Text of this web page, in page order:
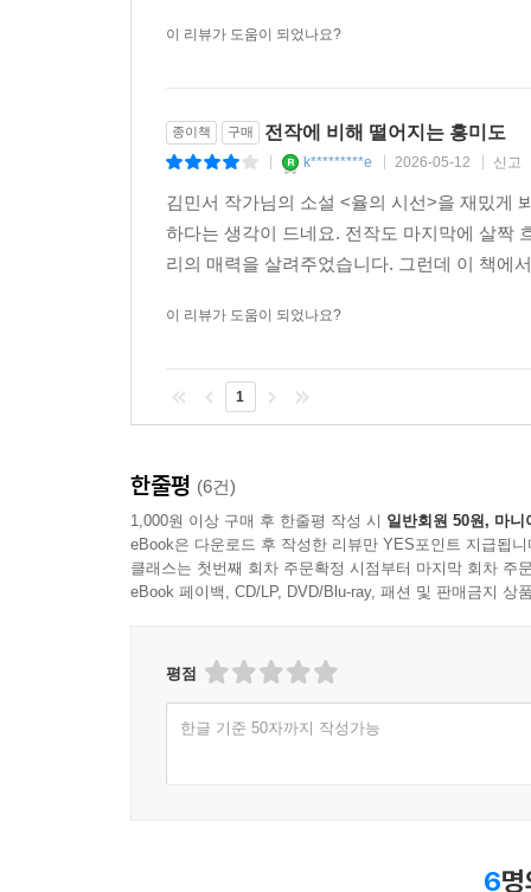
이 리뷰가 도움이 되었나요?
종이책 구매 전작에 비해 떨어지는 흥미도
k*********e 2026-05-12 신고
김민서 작가님의 소설 <율의 시선>을 재밌게
하다는 생각이 드네요. 전작도 마지막에 살짝
리의 매력을 살려주었습니다. 그런데 이 책에
이 리뷰가 도움이 되었나요?
1
한줄평 (6건)
1,000원 이상 구매 후 한줄평 작성 시 일반회원 50원, 마니
eBook은 다운로드 후 작성한 리뷰만 YES포인트 지급됩니
클래스는 첫번째 회차 주문확정 시점부터 마지막 회차 주
eBook 페이백, CD/LP, DVD/Blu-ray, 패션 및 판매금지 상
평점
한글 기준 50자까지 작성가능
6